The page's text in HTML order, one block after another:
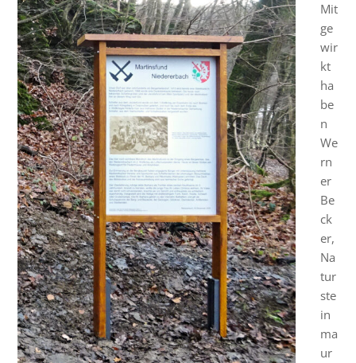
Mit
ge
wir
kt
ha
be
n
We
rn
er
Be
ck
er,
Na
tur
ste
in
ma
ur